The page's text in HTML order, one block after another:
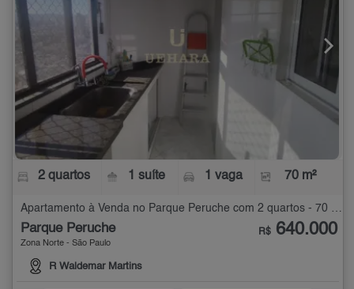
2 quartos 1 suíte 1 vaga 70 m²
Apartamento à Venda no Parque Peruche com 2 quartos - 70 m²
Parque Peruche
Zona Norte - São Paulo
R Waldemar Martins
R$ 640.000